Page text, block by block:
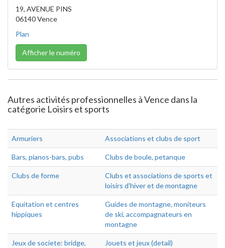
19, AVENUE PINS
06140 Vence
Plan
Afficher le numéro
Autres activités professionnelles à Vence dans la
catégorie Loisirs et sports
Armuriers Associations et clubs de sport
Bars, pianos-bars, pubs Clubs de boule, petanque
Clubs de forme
Clubs et associations de sports et
loisirs d'hiver et de montagne
Equitation et centres
hippiques
Guides de montagne, moniteurs
de ski, accompagnateurs en
montagne
Jeux de societe: bridge,
Jouets et jeux (detail)